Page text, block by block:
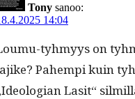
Tony sanoo:
14:04
tyh­myys on
Pahempi kuin
Lasit“